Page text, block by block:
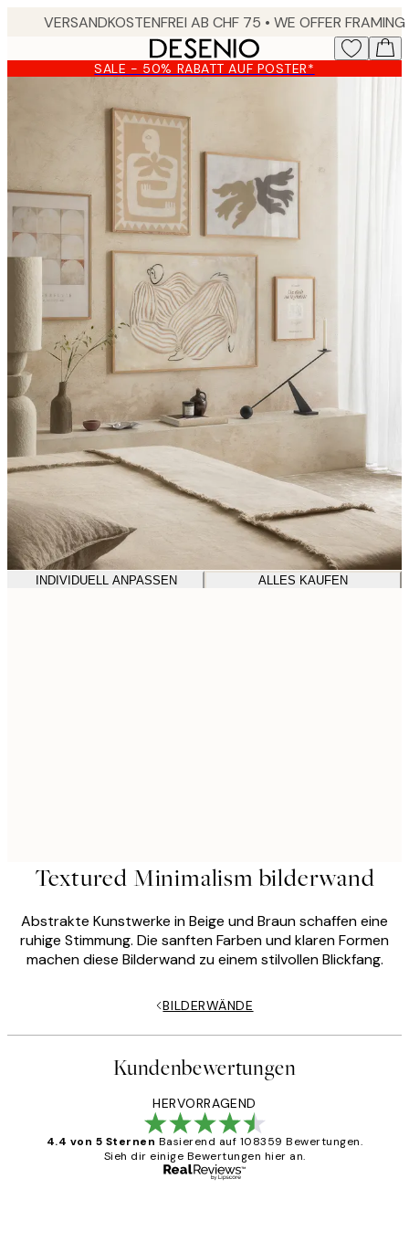
content.
SALE - 50% RABATT AUF POSTER*
INDIVIDUELL ANPASSEN ALLES KAUFEN
Textured Minimalism bilderwand
Abstrakte Kunstwerke in Beige und Braun schaffen eine
ruhige Stimmung. Die sanften Farben und klaren Formen
machen diese Bilderwand zu einem stilvollen Blickfang.
BILDERWÄNDE
Kundenbewertungen
HERVORRAGEND
4.4 von 5 Sternen Basierend auf 108359 Bewertungen.
Sieh dir einige Bewertungen hier an.